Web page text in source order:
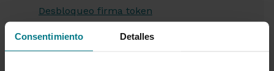
Consentimiento Detalles
Desbloqueo firma token
Devolución de recibos en Banca